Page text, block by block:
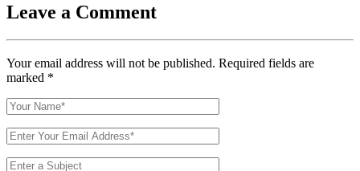
Leave a Comment
Your email address will not be published. Required fields are
marked *